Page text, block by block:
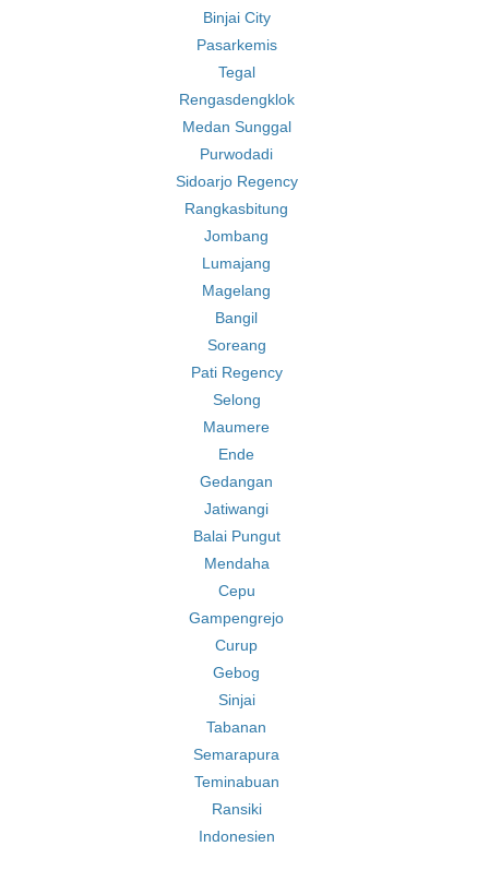
Binjai City
Pasarkemis
Tegal
Rengasdengklok
Medan Sunggal
Purwodadi
Sidoarjo Regency
Rangkasbitung
Jombang
Lumajang
Magelang
Bangil
Soreang
Pati Regency
Selong
Maumere
Ende
Gedangan
Jatiwangi
Balai Pungut
Mendaha
Cepu
Gampengrejo
Curup
Gebog
Sinjai
Tabanan
Semarapura
Teminabuan
Ransiki
Indonesien